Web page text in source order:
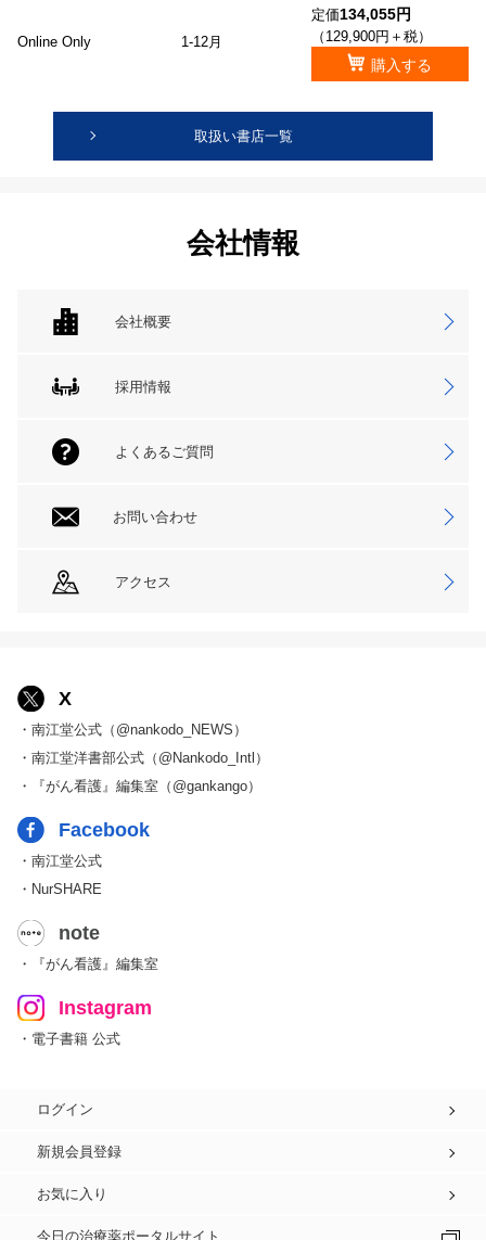
Online Only 1-12月
定価134,055円
（129,900円＋税）
購入する
取扱い書店一覧
会社情報
会社概要
採用情報
よくあるご質問
お問い合わせ
アクセス
X
・南江堂公式（@nankodo_NEWS）
・南江堂洋書部公式（@Nankodo_Intl）
・『がん看護』編集室（@gankango）
Facebook
・南江堂公式
・NurSHARE
note
・『がん看護』編集室
Instagram
・電子書籍 公式
ログイン
新規会員登録
お気に入り
今日の治療薬ポータルサイト